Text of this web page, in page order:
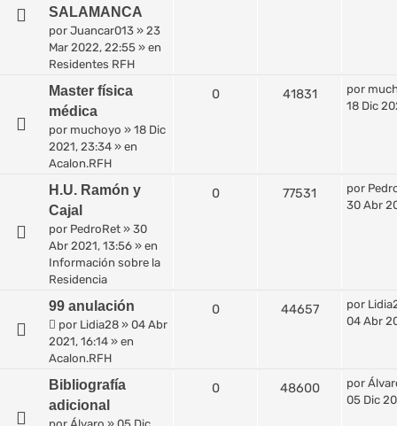
SALAMANCA
por Juancar013 » 23
Mar 2022, 22:55 » en
Residentes RFH
Master física
médica
por muchoyo » 18 Dic
2021, 23:34 » en
Acalon.RFH
0 41831 por
18 Dic
H.U. Ramón y
Cajal
por PedroRet » 30
Abr 2021, 13:56 » en
Información sobre la
Residencia
0 77531 por
30 Abr
99 anulación
por Lidia28 » 04 Abr
2021, 16:14 » en
Acalon.RFH
0 44657 por
04 Abr
Bibliografía
adicional
0 48600 por
05 Dic